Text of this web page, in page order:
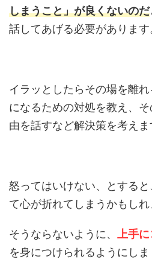
しまうこと」が良くないのだ
話してあげる必要があります
イラッとしたらその場を離
になるための対処を教え、
由を話すなど解決策を考えま
怒ってはいけない、とする
て心が折れてしまうかもしれ
そうならないように、
上手
を身につけられるようにしま